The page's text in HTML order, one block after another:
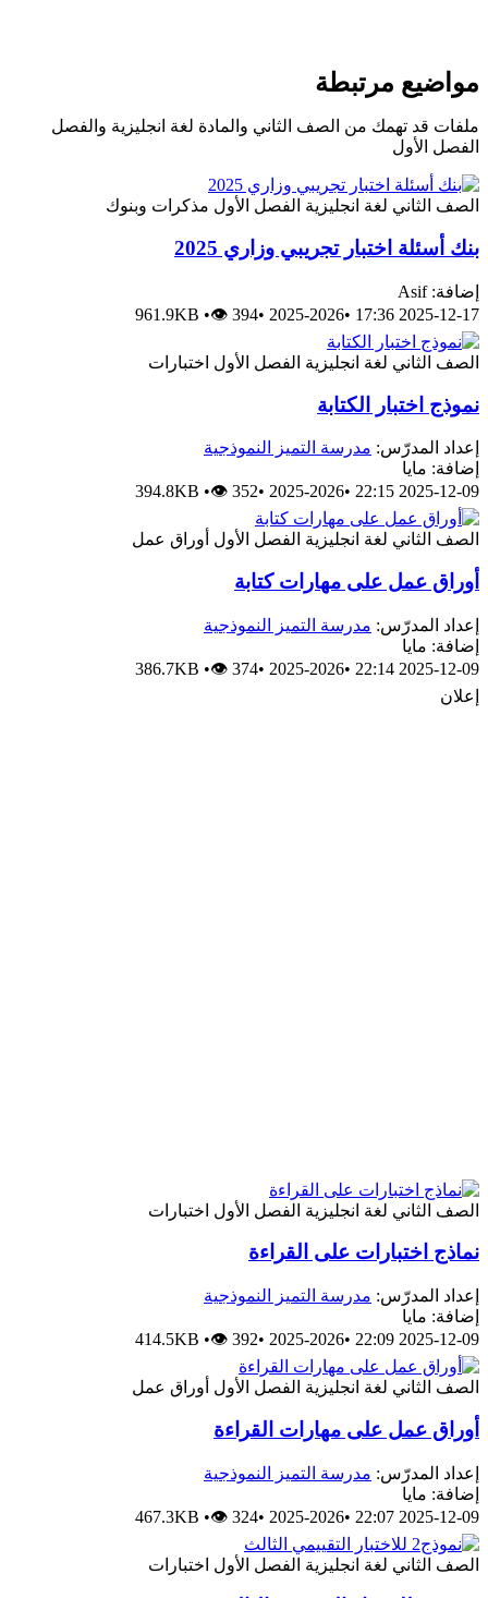
مواضيع مرتبطة
ملفات قد تهمك من الصف الثاني والمادة لغة انجليزية والفصل
الفصل الأول
الصف الثاني لغة انجليزية الفصل الأول مذكرات وبنوك
بنك أسئلة اختبار تجريبي وزاري 2025
إضافة: Asif
2025-12-17 17:36
•
2025-2026
•
961.9KB •👁 394
الصف الثاني لغة انجليزية الفصل الأول اختبارات
نموذج اختبار الكتابة
إعداد المدرّس: مدرسة التميز النموذجية
إضافة: مايا
2025-12-09 22:15
•
2025-2026
•
394.8KB •👁 352
الصف الثاني لغة انجليزية الفصل الأول أوراق عمل
أوراق عمل على مهارات كتابة
إعداد المدرّس: مدرسة التميز النموذجية
إضافة: مايا
2025-12-09 22:14
•
2025-2026
•
386.7KB •👁 374
إعلان
الصف الثاني لغة انجليزية الفصل الأول اختبارات
نماذج اختبارات على القراءة
إعداد المدرّس: مدرسة التميز النموذجية
إضافة: مايا
2025-12-09 22:09
•
2025-2026
•
414.5KB •👁 392
الصف الثاني لغة انجليزية الفصل الأول أوراق عمل
أوراق عمل على مهارات القراءة
إعداد المدرّس: مدرسة التميز النموذجية
إضافة: مايا
2025-12-09 22:07
•
2025-2026
•
467.3KB •👁 324
الصف الثاني لغة انجليزية الفصل الأول اختبارات